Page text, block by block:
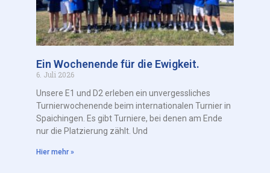
Ein Wochenende für die Ewigkeit.
6. Juli 2026
Unsere E1 und D2 erleben ein unvergessliches
Turnierwochenende beim internationalen Turnier in
Spaichingen. Es gibt Turniere, bei denen am Ende
nur die Platzierung zählt. Und
Hier mehr »